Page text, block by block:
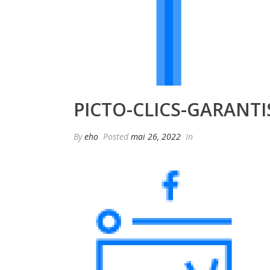
PICTO-CLICS-
Byeho Posted mai 26, 2022 In